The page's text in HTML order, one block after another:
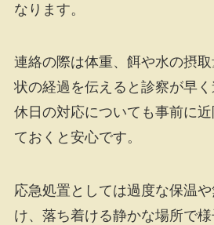
なります。
連絡の際は体重、餌や水の摂
状の経過を伝えると診察が早
休日の対応についても事前に
ておくと安心です。
応急処置としては過度な保温
け、落ち着ける静かな場所で